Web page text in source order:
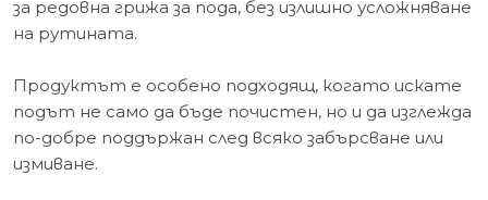
за редовна грижа за пода, без излишно усложняване
на рутината.
Продуктът е особено подходящ, когато искате
подът не само да бъде почистен, но и да изглежда
по-добре поддържан след всяко забърсване или
измиване.